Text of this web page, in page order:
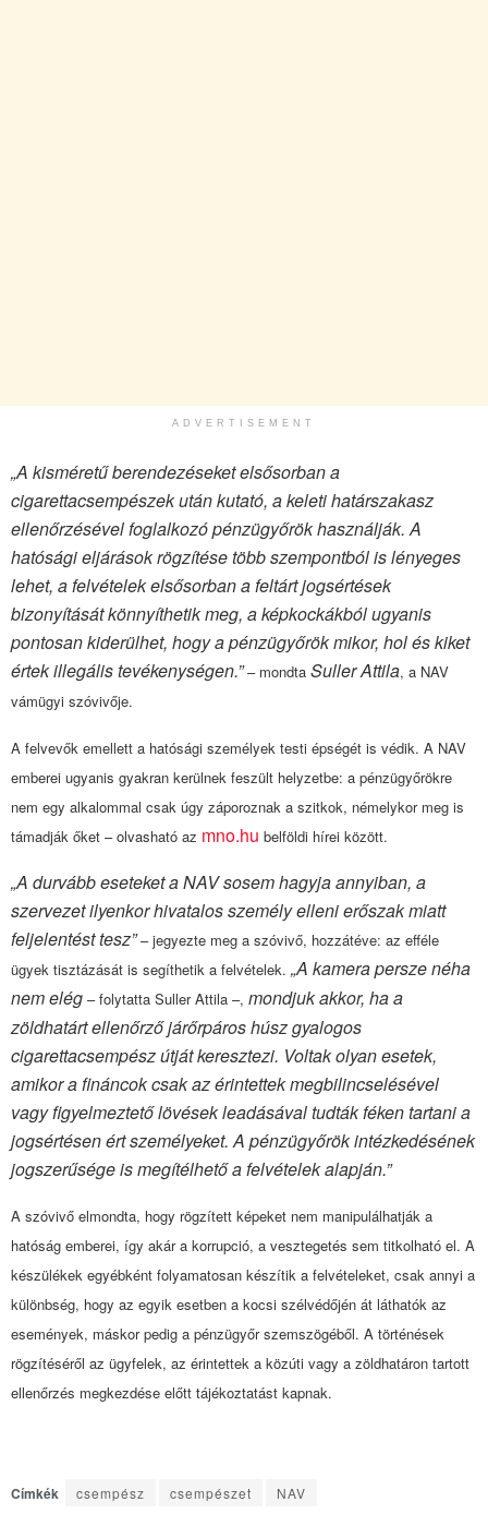
ADVERTISEMENT
„A kisméretű berendezéseket elsősorban a
cigarettacsempészek után kutató, a keleti határszakasz
ellenőrzésével foglalkozó pénzügyőrök használják. A
hatósági eljárások rögzítése több szempontból is lényeges
lehet, a felvételek elsősorban a feltárt jogsértések
bizonyítását könnyíthetik meg, a képkockákból ugyanis
pontosan kiderülhet, hogy a pénzügyőrök mikor, hol és kiket
értek illegális tevékenységen.”– mondta Suller Attila, a NAV
vámügyi szóvivője.
A felvevők emellett a hatósági személyek testi épségét is védik. A NAV
emberei ugyanis gyakran kerülnek feszült helyzetbe: a pénzügyőrökre
nem egy alkalommal csak úgy záporoznak a szitkok, némelykor meg is
támadják őket – olvasható az mno.hu belföldi hírei között.
„A durvább eseteket a NAV sosemhagyja annyiban, a
szervezet ilyenkor hivatalos személy elleni erőszak miatt
feljelentést tesz”– jegyezte meg a szóvivő, hozzátéve: az efféle
ügyek tisztázását is segíthetik a felvételek. „A kamera persze néha
nem elég – folytatta Suller Attila –, mondjuk akkor, ha a
zöldhatárt ellenőrző járőrpáros húsz gyalogos
cigarettacsempész útját keresztezi. Voltak olyan esetek,
amikor a fináncok csak az érintettek megbilincselésével
vagy figyelmeztető lövések leadásával tudták féken tartani a
jogsértésen ért személyeket. A pénzügyőrök intézkedésének
jogszerűsége is megítélhető a felvételek alapján.”
A szóvivő elmondta, hogy rögzített képeket nem manipulálhatják a
hatóság emberei, így akár a korrupció, a vesztegetés sem titkolható el. A
készülékek egyébként folyamatosan készítik a felvételeket, csak annyi a
különbség, hogy az egyik esetben a kocsi szélvédőjén át láthatók az
események, máskor pedig a pénzügyőr szemszögéből. A történések
rögzítéséről az ügyfelek, az érintettek a közúti vagy a zöldhatáron tartott
ellenőrzés megkezdése előtt tájékoztatást kapnak.
Címkék csempész csempészet NAV